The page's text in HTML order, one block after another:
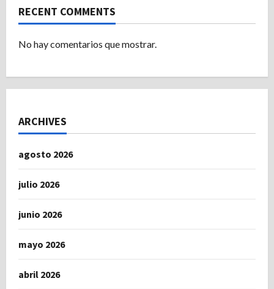
RECENT COMMENTS
No hay comentarios que mostrar.
ARCHIVES
agosto 2026
julio 2026
junio 2026
mayo 2026
abril 2026